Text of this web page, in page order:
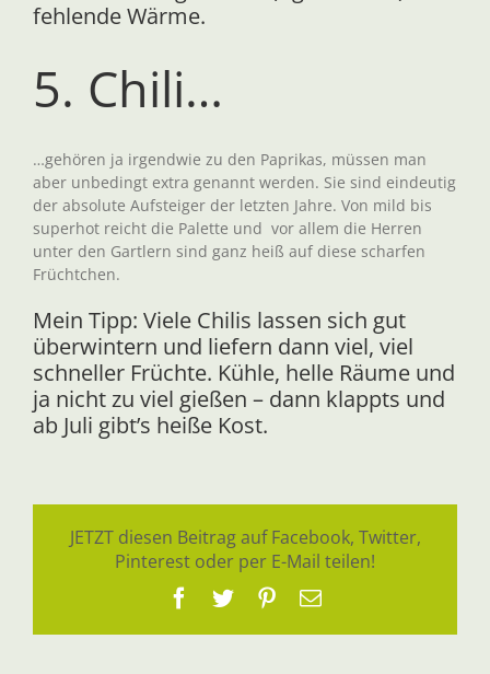
fehlende Wärme.
5. Chili…
…gehören ja irgendwie zu den Paprikas, müssen man
aber unbedingt extra genannt werden. Sie sind eindeutig
der absolute Aufsteiger der letzten Jahre. Von mild bis
superhot reicht die Palette und vor allem die Herren
unter den Gartlern sind ganz heiß auf diese scharfen
Früchtchen.
Mein Tipp: Viele Chilis lassen sich gut
überwintern und liefern dann viel, viel
schneller Früchte. Kühle, helle Räume und
ja nicht zu viel gießen – dann klappts und
ab Juli gibt’s heiße Kost.
JETZT diesen Beitrag auf Facebook, Twitter,
Pinterest oder per E-Mail teilen!
Facebook
TwitterPinterest
E-